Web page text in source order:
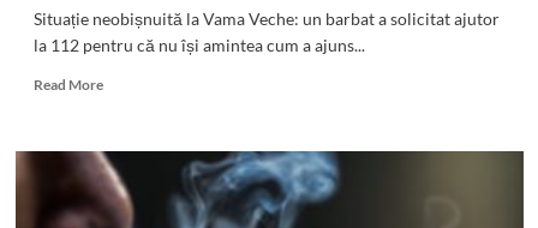
Situație neobișnuită la Vama Veche: un barbat a solicitat ajutor
la 112 pentru că nu își amintea cum a ajuns...
Read MoreRead
Situație
HALUCINANTĂ
la
Vama